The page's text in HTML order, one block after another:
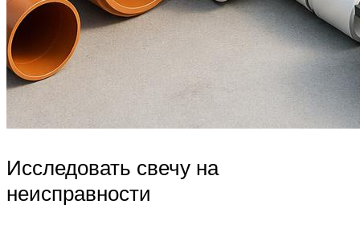
Исследовать свечу на
неисправности